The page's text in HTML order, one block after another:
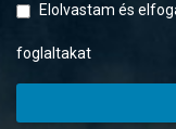
Elolvastam és
foglaltakat